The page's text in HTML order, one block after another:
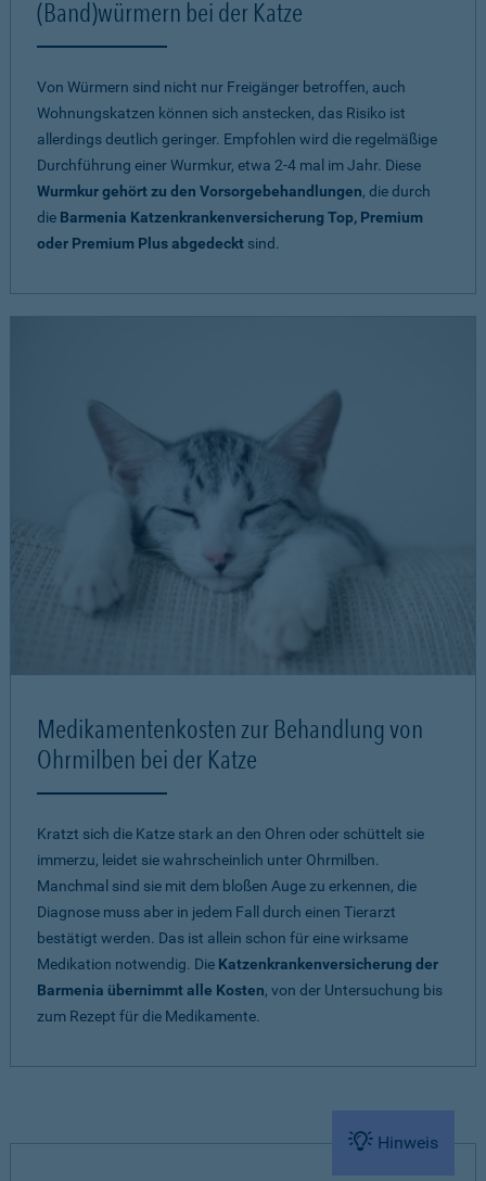
(Band)würmern bei der Katze
Von Würmern sind nicht nur Freigänger betroffen, auch
Wohnungskatzen können sich anstecken, das Risiko ist
allerdings deutlich geringer. Empfohlen wird die regelmäßige
Durchführung einer Wurmkur, etwa 2-4 mal im Jahr. Diese
Wurmkur gehört zu den Vorsorgebehandlungen, die durch
die Barmenia Katzenkrankenversicherung Top, Premium
oder Premium Plus abgedeckt sind.
Medikamentenkosten zur Behandlung von
Ohrmilben bei der Katze
Kratzt sich die Katze stark an den Ohren oder schüttelt sie
immerzu, leidet sie wahrscheinlich unter Ohrmilben.
Manchmal sind sie mit dem bloßen Auge zu erkennen, die
Diagnose muss aber in jedem Fall durch einen Tierarzt
bestätigt werden. Das ist allein schon für eine wirksame
Medikation notwendig. Die Katzenkrankenversicherung der
Barmenia übernimmt alle Kosten, von der Untersuchung bis
zum Rezept für die Medikamente.
Hinweis